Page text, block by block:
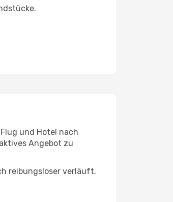
und Hotel nach
Angebot zu
reibungsloser verläuft.